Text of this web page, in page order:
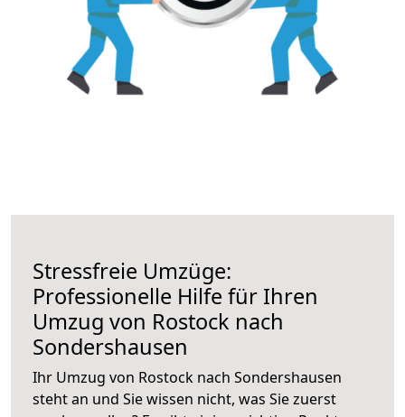
Stressfreie Umzüge:
Professionelle Hilfe für Ihren
Umzug von Rostock nach
Sondershausen
Ihr Umzug von Rostock nach Sondershausen
steht an und Sie wissen nicht, was Sie zuerst